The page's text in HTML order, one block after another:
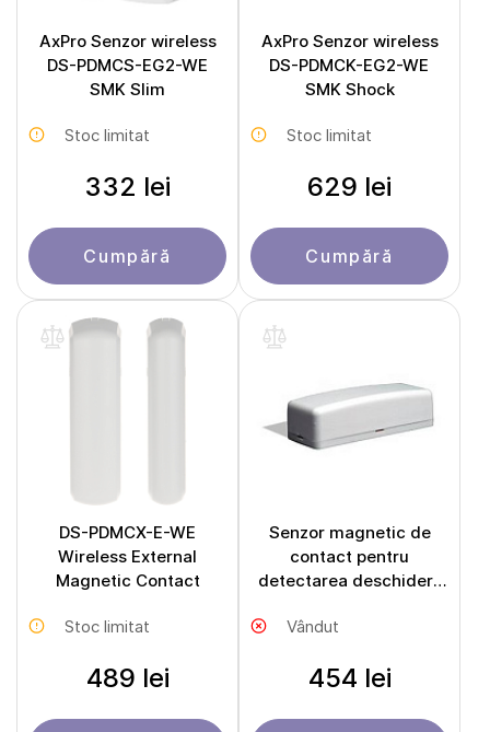
AxPro Senzor wireless
DS-PDMCS-EG2-WE
SMK Slim
Stoc limitat
332 lei
Cumpără
AxPro Senzor wireless
DS-PDMCK-EG2-WE
SMK Shock
Stoc limitat
629 lei
Cumpără
DS-PDMCX-E-WE
Wireless External
Magnetic Contact
Stoc limitat
489 lei
Senzor magnetic de
contact pentru
detectarea deschiderii
Vândut
454 lei